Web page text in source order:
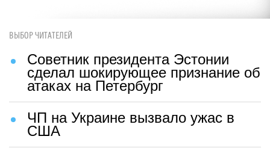
ВЫБОР ЧИТАТЕЛЕЙ
Советник президента Эстонии
сделал шокирующее признание об
атаках на Петербург
ЧП на Украине вызвало ужас в
США